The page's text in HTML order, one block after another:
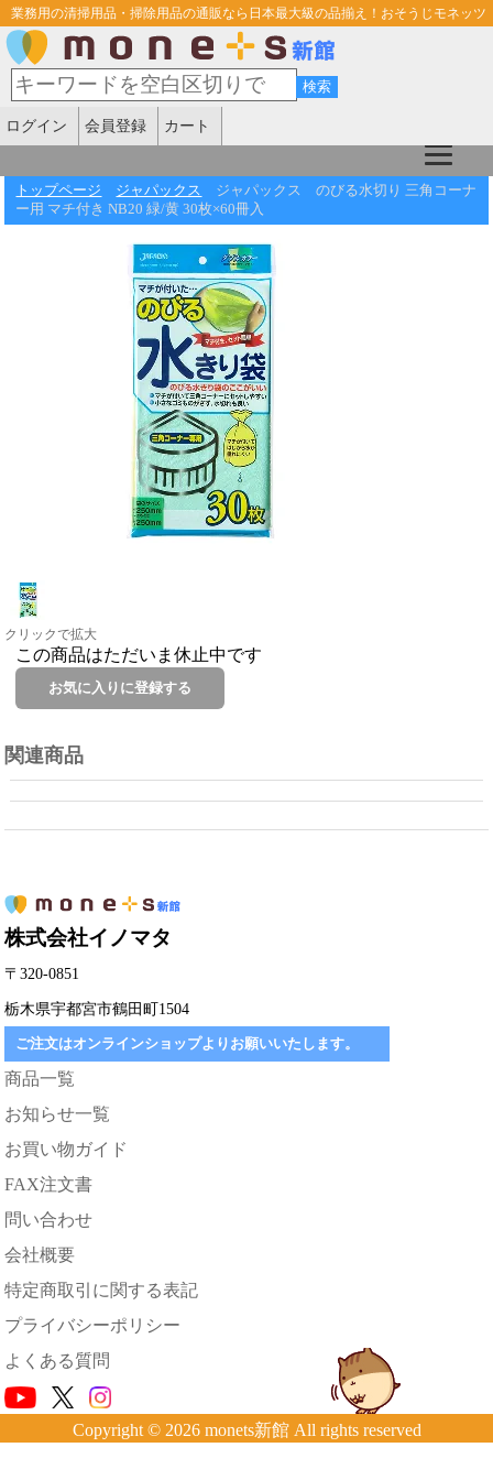
業務用の清掃用品・掃除用品の通販なら日本最大級の品揃え！おそうじモネッツ
ログイン 会員登録 カート
トップページ ジャパックス
ジャパックス のびる水切り 三角コーナ
ー用 マチ付き NB20 緑/黄 30枚×60冊入
クリックで拡大
この商品はただいま休止中です
関連商品
株式会社イノマタ
〒320-0851
栃木県宇都宮市鶴田町1504
ご注文はオンラインショップよりお願いいたします。
商品一覧
お知らせ一覧
お買い物ガイド
FAX注文書
問い合わせ
会社概要
特定商取引に関する表記
プライバシーポリシー
よくある質問
Copyright © 2026 monets新館 All rights reserved